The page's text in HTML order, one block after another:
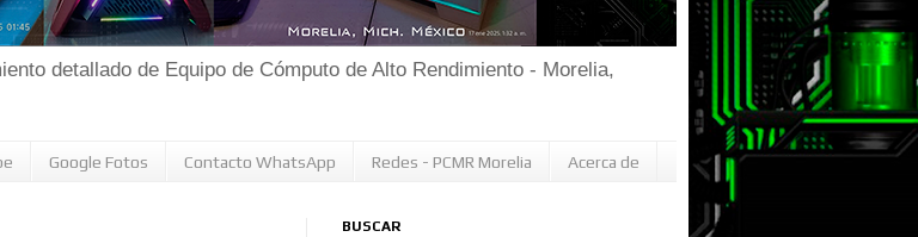
detallado de Equipo de Cómputo de Alto Rendimiento - Morelia,
Google Fotos Contacto WhatsApp Redes - PCMR Morelia Acerca de
BUSCAR